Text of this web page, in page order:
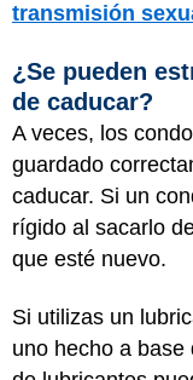
transmisión
¿Se pueden
de caducar?
A veces, los
guardado
caducar. Si un
rígido al sacarlo
que esté nuevo.
Si utilizas un
uno hecho a